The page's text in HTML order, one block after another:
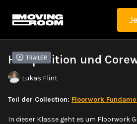
Trailer
Hüftposition und
Lukas Flint
Teil der Collection: Floorwork
In dieser Klasse geht es um Floorwork